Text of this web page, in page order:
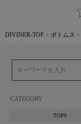
DIVINER-TOP ボトムス
CATEGORY
TOPS